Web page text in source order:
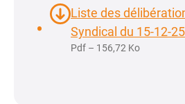
Liste des
Syndical du 15-12-25
Pdf – 156,72 Ko